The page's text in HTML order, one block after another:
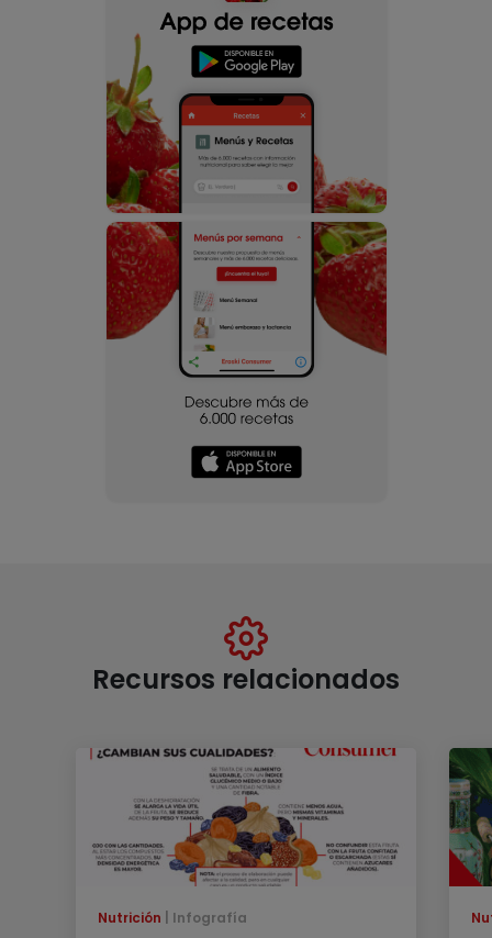
Recursos relacionados
Nutrición Infografía